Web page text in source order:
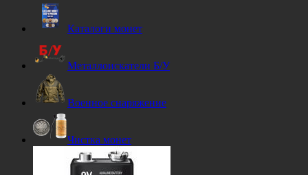
Каталоги монет
Металлоискатели Б/У
Военное снаряжение
Чистка монет